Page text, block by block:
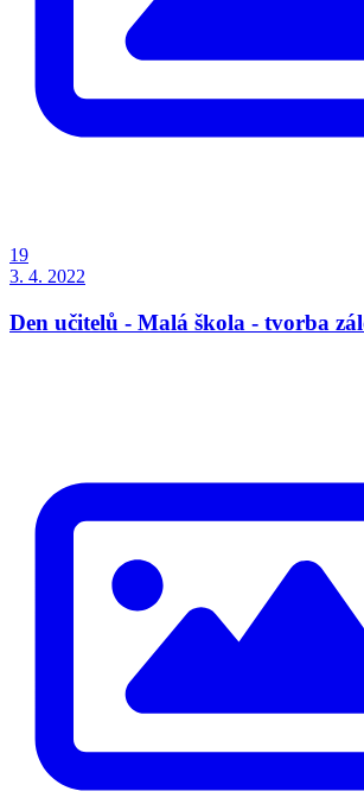
19
3. 4. 2022
Den učitelů - Malá škola - tvorba